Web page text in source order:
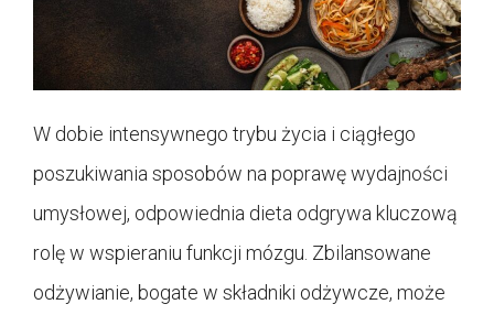
W dobie intensywnego trybu życia i ciągłego
poszukiwania sposobów na poprawę wydajności
umysłowej, odpowiednia dieta odgrywa kluczową
rolę w wspieraniu funkcji mózgu. Zbilansowane
odżywianie, bogate w składniki odżywcze, może